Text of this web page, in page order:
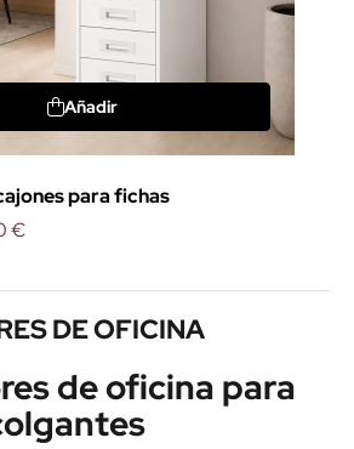
Añadir
para fichas
€
DE OFICINA
de oficina para